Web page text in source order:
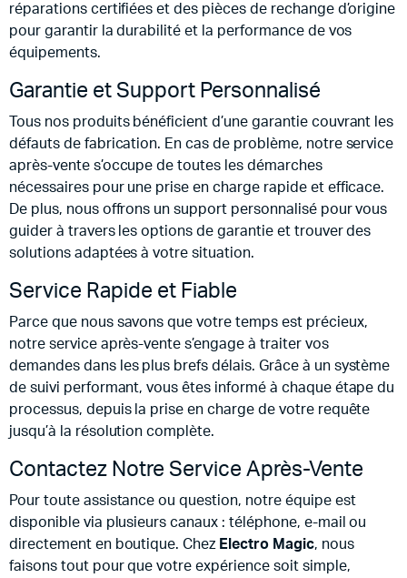
réparations certifiées et des pièces de rechange d’origine
pour garantir la durabilité et la performance de vos
équipements.
Garantie et Support Personnalisé
Tous nos produits bénéficient d’une garantie couvrant les
défauts de fabrication. En cas de problème, notre service
après-vente s’occupe de toutes les démarches
nécessaires pour une prise en charge rapide et efficace.
De plus, nous offrons un support personnalisé pour vous
guider à travers les options de garantie et trouver des
solutions adaptées à votre situation.
Service Rapide et Fiable
Parce que nous savons que votre temps est précieux,
notre service après-vente s’engage à traiter vos
demandes dans les plus brefs délais. Grâce à un système
de suivi performant, vous êtes informé à chaque étape du
processus, depuis la prise en charge de votre requête
jusqu’à la résolution complète.
Contactez Notre Service Après-Vente
Pour toute assistance ou question, notre équipe est
disponible via plusieurs canaux : téléphone, e-mail ou
directement en boutique. Chez Electro Magic, nous
faisons tout pour que votre expérience soit simple,